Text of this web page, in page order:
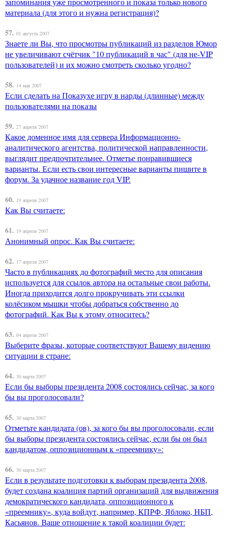
материала (для этого и нужна регистрация)?
57. 01 августа 2007
Знаете ли Вы, что просмотры публикаций из разделов Юмор
не увеличивают счётчик "10 публикаций в час" (для не-VIP
пользователей) и их можно смотреть сколько угодно?
58. 14 мая 2007
Если сделать на Показухе игру в нарды (длинные) между
пользователями на показы
59. 27 апреля 2007
Какое доменное имя для сервера Информационно-
аналитического агентства, политической направленности,
выглядит предпочтительнее. Отметье понравившиеся
варианты. Если есть свои интересные варианты пишите в
форум. За удачное название год VIP.
60. 19 апреля 2007
Как Вы считаете:
61. 19 апреля 2007
Анонимный опрос. Как Вы считаете:
62. 17 апреля 2007
Часто в публикациях до фотографий место для описания
используется для ссылок автора на остальные свои работы.
Иногда приходится долго прокручивать эти ссылки
колёсиком мышки чтобы добраться собственно до
фотографий. Как Вы к этому относитесь?
63. 04 апреля 2007
Выберите фразы, которые соответствуют Вашему видению
ситуации в стране:
64. 30 марта 2007
Если бы выборы президента 2008 состоялись сейчас, за кого
бы вы проголосовали?
65. 30 марта 2007
Отметьте кандидата (ов), за кого бы вы проголосовали, если
бы выборы президента состоялись сейчас, если бы он был
кандидатом, оппозиционным к «преемнику»:
66. 30 марта 2007
Если в результате подготовки к выборам президента 2008,
будет создана коалиция партий организаций для выдвижения
демократического кандидата, оппозиционного к
«преемнику», куда войдут, например, КПРФ, Яблоко, НБП,
Касьянов. Ваше отношение к такой коалиции будет: